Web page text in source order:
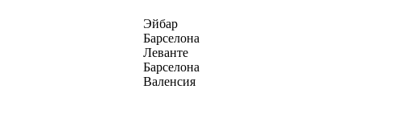
Эйбар
Барселона
Леванте
Барселона
Валенсия